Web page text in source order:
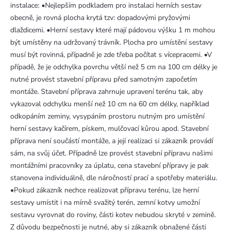
instalace: •Nejlepším podkladem pro instalaci herních sestav
obecně, je rovná plocha krytá tzv: dopadovými pryžovými
dlaždicemi. •Herní sestavy které mají pádovou výšku 1 m mohou
být umístěny na udržovaný trávník. Plocha pro umístění sestavy
musí být rovinná, případně je zde třeba počítat s vícepracemi. •V
případě, že je odchylka povrchu větší než 5 cm na 100 cm délky je
nutné provést stavební přípravu před samotným započetím
montáže. Stavební příprava zahrnuje upravení terénu tak, aby
vykazoval odchylku menší než 10 cm na 60 cm délky, například
odkopáním zeminy, vysypáním prostoru nutným pro umístění
herní sestavy kačírem, pískem, mulčovací kůrou apod. Stavební
příprava není součástí montáže, a její realizaci si zákazník provádí
sám, na svůj účet. Případně lze provést stavební přípravu našimi
montážními pracovníky za úplatu, cena stavební přípravy je pak
stanovena individuálně, dle náročností prací a spotřeby materiálu.
•Pokud zákazník nechce realizovat přípravu terénu, lze herní
sestavy umístit i na mírně svažitý terén, zemní kotvy umožní
sestavu vyrovnat do roviny, části kotev nebudou skryté v zemině.
Z důvodu bezpečnosti je nutné, aby si zákazník obnažené části